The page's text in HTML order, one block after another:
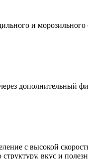
и
дополнительный
с высокой
вкус и